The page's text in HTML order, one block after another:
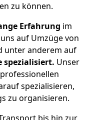
zu können.
Erfahrung im
auf Umzüge von
unter anderem auf
spezialisiert. Unser
spezialisieren,
zu organisieren.